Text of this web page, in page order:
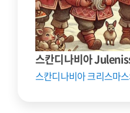
스칸디나비아
스칸디나비아 크리스마